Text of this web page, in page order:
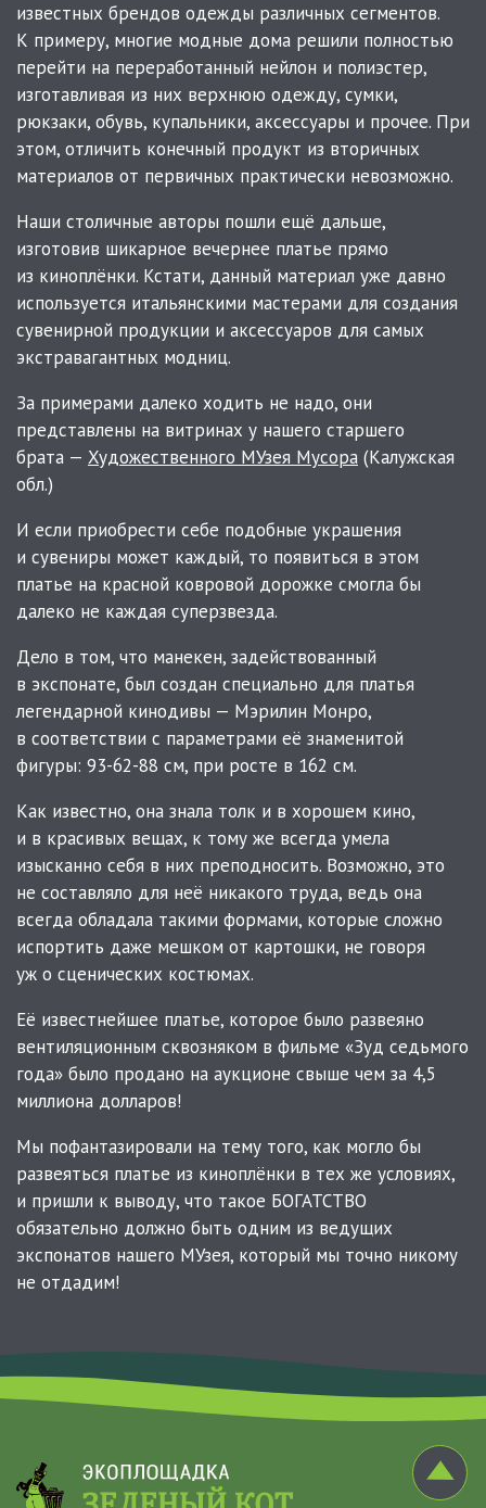
известных брендов одежды различных сегментов.
К примеру, многие модные дома решили полностью
перейти на переработанный нейлон и полиэстер,
изготавливая из них верхнюю одежду, сумки,
рюкзаки, обувь, купальники, аксессуары и прочее. При
этом, отличить конечный продукт из вторичных
материалов от первичных практически невозможно.
Наши столичные авторы пошли ещё дальше,
изготовив шикарное вечернее платье прямо
из киноплёнки. Кстати, данный материал уже давно
используется итальянскими мастерами для создания
сувенирной продукции и аксессуаров для самых
экстравагантных модниц.
За примерами далеко ходить не надо, они
представлены на витринах у нашего старшего
брата — Художественного МУзея Мусора (Калужская
обл.)
И если приобрести себе подобные украшения
и сувениры может каждый, то появиться в этом
платье на красной ковровой дорожке смогла бы
далеко не каждая суперзвезда.
Дело в том, что манекен, задействованный
в экспонате, был создан специально для платья
легендарной кинодивы — Мэрилин Монро,
в соответствии с параметрами её знаменитой
фигуры: 93-62-88 см, при росте в 162 см.
Как известно, она знала толк и в хорошем кино,
и в красивых вещах, к тому же всегда умела
изысканно себя в них преподносить. Возможно, это
не составляло для неё никакого труда, ведь она
всегда обладала такими формами, которые сложно
испортить даже мешком от картошки, не говоря
уж о сценических костюмах.
Её известнейшее платье, которое было развеяно
вентиляционным сквозняком в фильме «Зуд седьмого
года» было продано на аукционе свыше чем за 4,5
миллиона долларов!
Мы пофантазировали на тему того, как могло бы
развеяться платье из киноплёнки в тех же условиях,
и пришли к выводу, что такое БОГАТСТВО
обязательно должно быть одним из ведущих
экспонатов нашего МУзея, который мы точно никому
не отдадим!